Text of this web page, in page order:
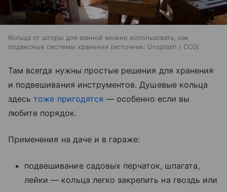
Кольца от шторы для ванной можно использовать, как
подвесные системы хранения
источник: Unsplash / CC0
Там всегда нужны простые решения для хранения
и подвешивания инструментов. Душевые кольца
здесьтоже пригодятся — особенно если вы
любите порядок.
Применения на даче и в гараже:
подвешивание садовых перчаток, шпагата,
лейки — кольца легко закрепить на гвоздь или